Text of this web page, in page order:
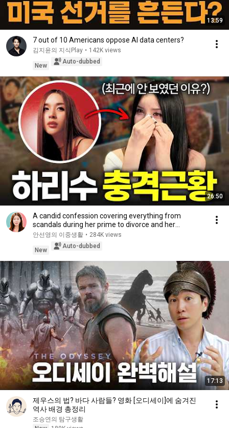
13:59
7 out of 10 Americans oppose AI data centers?
김지윤의 지식Play • 142K views
New
Auto-dubbed
26:50
A candid confession covering everything from
scandals during her prime to divorce and her
experie...
안선영의 이중생활 • 284K views
New
Auto-dubbed
17:13
제우스의 법? 바다 사람들? 영화 [오디세이]에 숨겨진
역사 배경 총정리
조승연의 탐구생활